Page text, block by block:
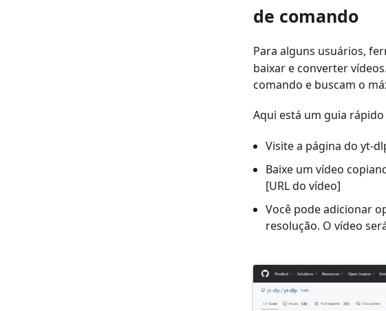
de comando
Para alguns usuários,
baixar e converter
comando e buscam o
Aqui está um guia
Visite a página do yt-
Baixe um vídeo
[URL do vídeo]
Você pode adicionar
resolução. O vídeo